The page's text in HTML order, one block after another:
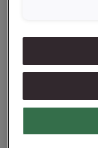
Bakt